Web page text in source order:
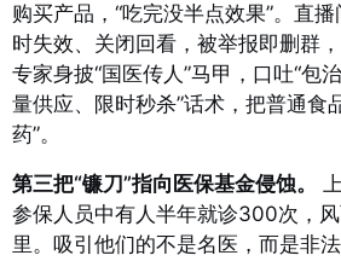
购买产品，“吃完没半点效果”。直
时失效、关闭回看，被举报即删群
专家身披“国医传人”马甲，口吐“包
量供应、限时秒杀”话术，把普通食
药”。
第三把“镰刀”指向医保基金侵蚀。
参保人员中有人半年就诊300次，
里。吸引他们的不是名医，而是非